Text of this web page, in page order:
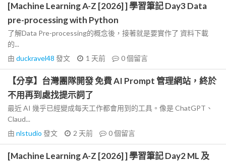
[Machine Learning A-Z [2026] ] 學習筆記 Day3 Data
pre-processing with Python
了解Data Pre-processing的概念後，接著就是要實作了 資料下載
的...
由 duckravel48 發文 1 天前 0個留言
【分享】台灣團隊開發 免費 AI Prompt 管理網站，終於
不用再到處找提示詞了
最近 AI 幾乎已經變成每天工作都會用到的工具。像是 ChatGPT、
Claud...
由 nlstudio 發文 2 天前 0個留言
[Machine Learning A-Z [2026] ] 學習筆記 Day2 ML 及